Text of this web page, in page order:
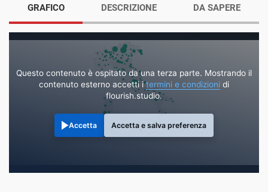
GRAFICO
Questo contenuto è ospitato da una terza parte. Mostrando il
contenuto esterno accetti itermini e condizioni di
flourish.studio.
Accetta Accetta e salva preferenza
DESCRIZIONE DA SAPERE